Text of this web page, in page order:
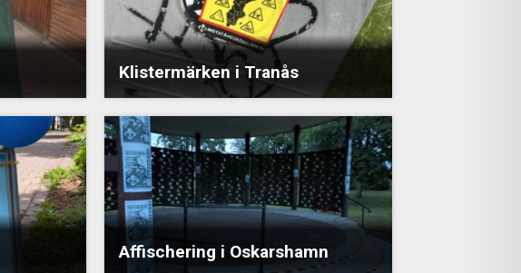
Klistermärken i Tranås
Affischering i Oskarshamn